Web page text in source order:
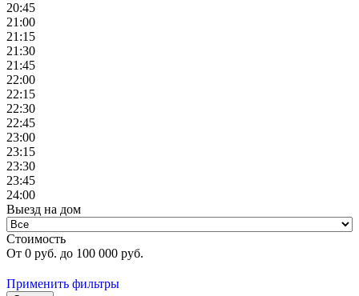
20:45
21:00
21:15
21:30
21:45
22:00
22:15
22:30
22:45
23:00
23:15
23:30
23:45
24:00
Выезд на дом
Стоимость
От 0 руб. до 100 000 руб.
Применить фильтры